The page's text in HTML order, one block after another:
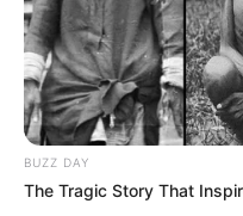
BUZZ DAY
The Tragic Story That